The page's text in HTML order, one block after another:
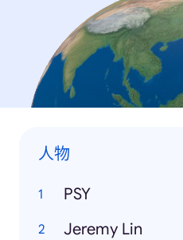
人物
PSY
Jeremy Lin